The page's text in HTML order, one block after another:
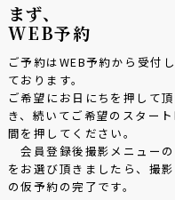
まず、
WEB予約
ご予約はWEB予約から受付し
ております。
ご希望にお日にちを押して頂
き、続いてご希望のスター
間を押してください。
会員登録後撮影メニューの
をお選び頂きましたら、撮影
の仮予約の完了です。